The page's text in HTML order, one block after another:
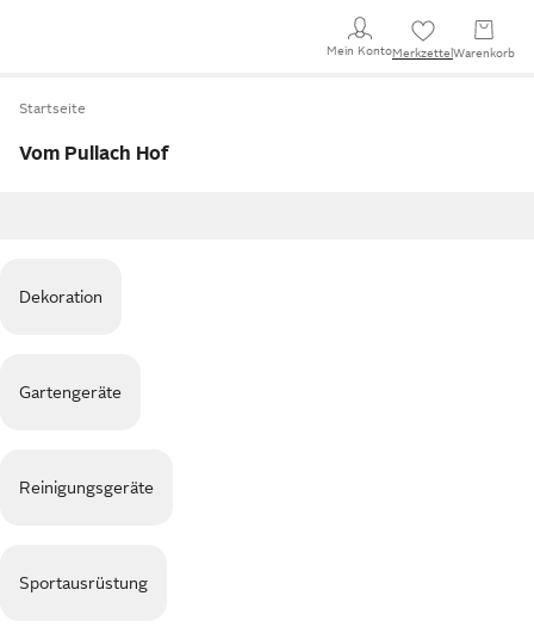
Mein KontoMerkzettel Warenkorb
Startseite
Vom Pullach Hof
Dekoration
Gartengeräte
Reinigungsgeräte
Sportausrüstung